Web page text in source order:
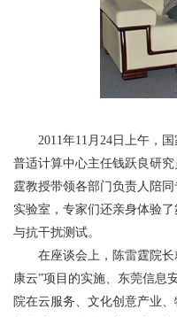
2011年11月24日上午，
普适计算中心主任钱跃良研
霆教授带领各部门负责人陪
实验室，专家们还亲身体验
与抗干扰测试。
在座谈会上，陈雷霆院
康云”项目的实施、东莞信息
院在云服务、文化创意产业